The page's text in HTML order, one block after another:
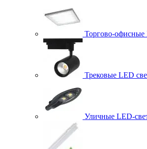
Торгово-офисные
Трековые LED
Уличные LED-